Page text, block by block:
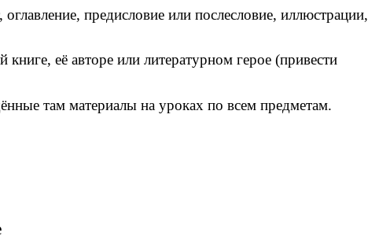
предисловие или послесловие, иллюстрации,
её авторе или литературном герое (привести
там материалы на уроках по всем предметам.